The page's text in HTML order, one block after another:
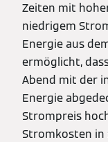
Zeiten mit
niedrigem
Energie aus
ermöglicht,
Abend mit der
Energie
Strompreis
Stromkosten in